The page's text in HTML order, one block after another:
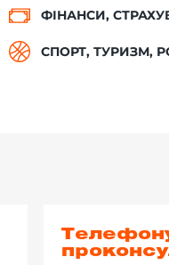
ФІНАНСИ,
СПОРТ, ТУРИЗМ,